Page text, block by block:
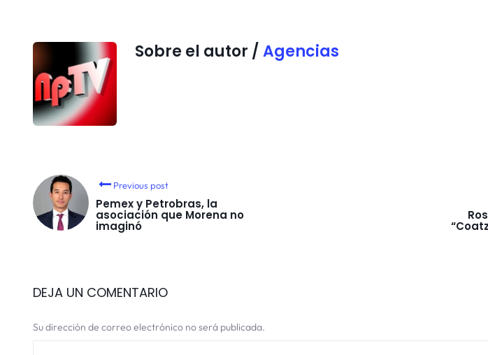
Sobre el autor / Agencias
Previous post
Pemex y Petrobras, la
asociación que Morena no
imaginó
DEJA UN COMENTARIO
Su dirección de correo electrónico no será publicada.